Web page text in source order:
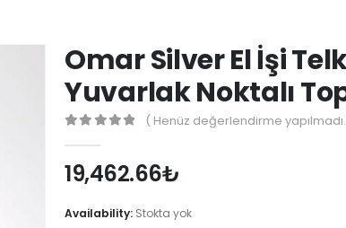
Omar Silver El İşi
Yuvarlak Noktalı
( Henüz değerlendirme
19,462.66₺
Availability: Stokta yok